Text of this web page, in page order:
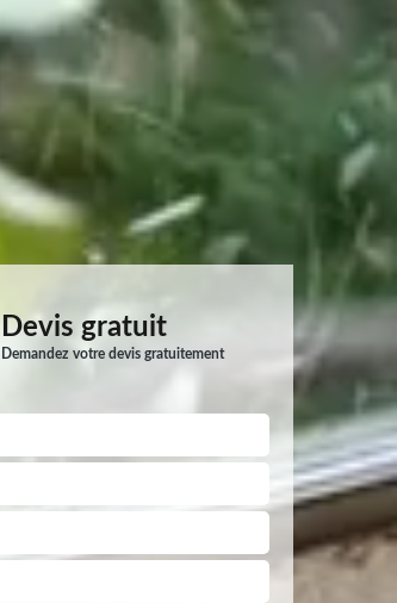
Devis gratuit
Demandez votre devis gratuitement